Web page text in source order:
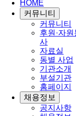
HOME
커뮤니티
커뮤니티
후원·자원
사
자료실
동별 사업
기관소개
부설기관
홈페이지
채용정보
공지사항